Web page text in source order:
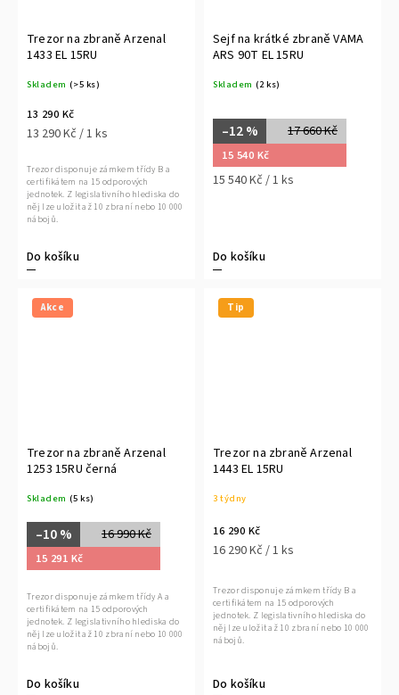
Trezor na zbraně Arzenal
1433 EL 15RU
Skladem (>5 ks)
13 290 Kč
13 290 Kč / 1 ks
Do košíku
Trezor disponuje zámkem třídy B a
certifikátem na 15 odporových
jednotek. Z legislativního hlediska do
něj lze uložit až 10 zbraní nebo 10 000
nábojů.
Sejf na krátké zbraně VAMA
ARS 90T EL 15RU
Skladem (2 ks)
17 660 Kč
–12 %
15 540 Kč
15 540 Kč / 1 ks
Do košíku
Akce
Trezor na zbraně Arzenal
1253 15RU černá
Skladem (5 ks)
16 990 Kč
–10 %
15 291 Kč
Do košíku
Trezor disponuje zámkem třídy A a
certifikátem na 15 odporových
jednotek. Z legislativního hlediska do
něj lze uložit až 10 zbraní nebo 10 000
nábojů.
Tip
Trezor na zbraně Arzenal
1443 EL 15RU
3 týdny
16 290 Kč
16 290 Kč / 1 ks
Do košíku
Trezor disponuje zámkem třídy B a
certifikátem na 15 odporových
jednotek. Z legislativního hlediska do
něj lze uložit až 10 zbraní nebo 10 000
nábojů.